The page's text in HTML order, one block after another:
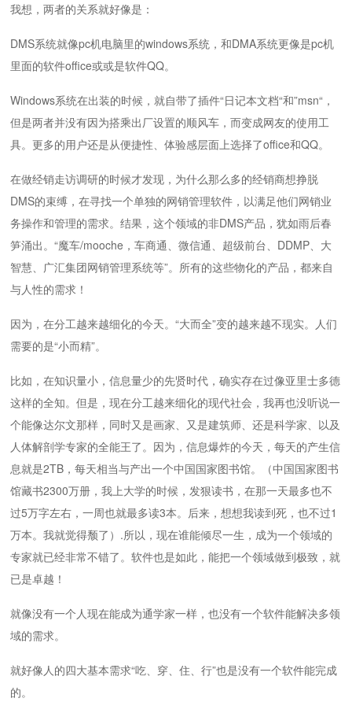
我想，两者的关系就好像是：
DMS系统就像pc机电脑里的windows系统，和DMA系统更像是pc机
里面的软件office或或是软件QQ。
Windows系统在出装的时候，就自带了插件“日记本文档“和”msn“，
但是两者并没有因为搭乘出厂设置的顺风车，而变成网友的使用工
具。更多的用户还是从便捷性、体验感层面上选择了office和QQ。
在做经销走访调研的时候才发现，为什么那么多的经销商想挣脱
DMS的束缚，在寻找一个单独的网销管理软件，以满足他们网销业
务操作和管理的需求。结果，这个领域的非DMS产品，犹如雨后春
笋涌出。“魔车/mooche，车商通、微信通、超级前台、DDMP、大
智慧、广汇集团网销管理系统等”。所有的这些物化的产品，都来自
与人性的需求！
因为，在分工越来越细化的今天。“大而全”变的越来越不现实。人们
需要的是“小而精”。
比如，在知识量小，信息量少的先贤时代，确实存在过像亚里士多德
这样的全知。但是，现在分工越来细化的现代社会，我再也没听说一
个能像达尔文那样，同时又是画家、又是建筑师、还是科学家、以及
人体解剖学专家的全能王了。因为，信息爆炸的今天，每天的产生信
息就是2TB，每天相当与产出一个中国国家图书馆。（中国国家图书
馆藏书2300万册，我上大学的时候，发狠读书，在那一天最多也不
过5万字左右，一周也就最多读3本。后来，想想我读到死，也不过1
万本。我就觉得颓了）.所以，现在谁能倾尽一生，成为一个领域的
专家就已经非常不错了。软件也是如此，能把一个领域做到极致，就
已是卓越！
就像没有一个人现在能成为通学家一样，也没有一个软件能解决多领
域的需求。
就好像人的四大基本需求“吃、穿、住、行”也是没有一个软件能完成
的。